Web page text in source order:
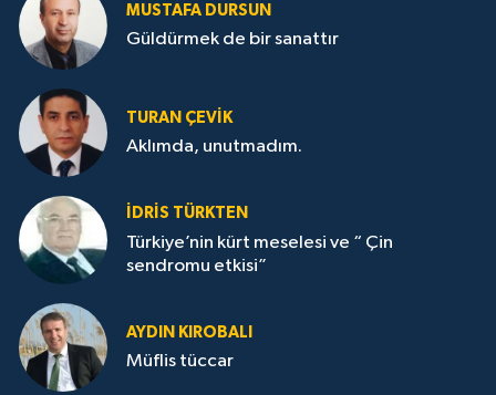
MUSTAFA DURSUN
Güldürmek de bir sanattır
TURAN ÇEVİK
Aklımda, unutmadım.
İDRİS TÜRKTEN
Türkiye’nin kürt meselesi ve “ Çin
sendromu etkisi”
AYDIN KIROBALI
Müflis tüccar